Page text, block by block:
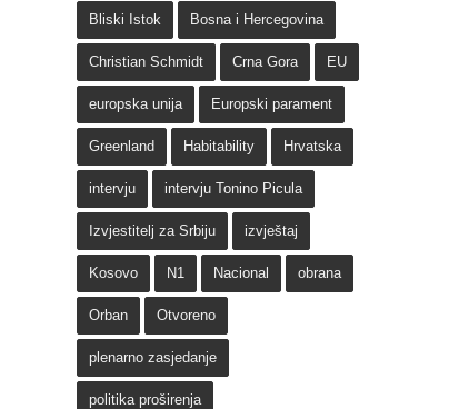
Bliski Istok Bosna i Hercegovina
Christian Schmidt Crna Gora EU
europska unija Europski parament
Greenland Habitability Hrvatska
intervju intervju Tonino Picula
Izvjestitelj za Srbiju izvještaj
Kosovo N1 Nacional obrana
Orban Otvoreno
plenarno zasjedanje
politika proširenja